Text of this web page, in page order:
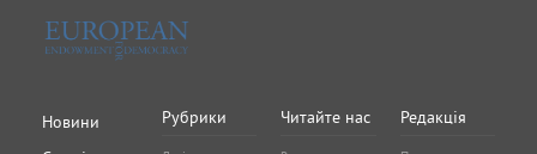
Новини
Рубрики Читайте нас Редакція